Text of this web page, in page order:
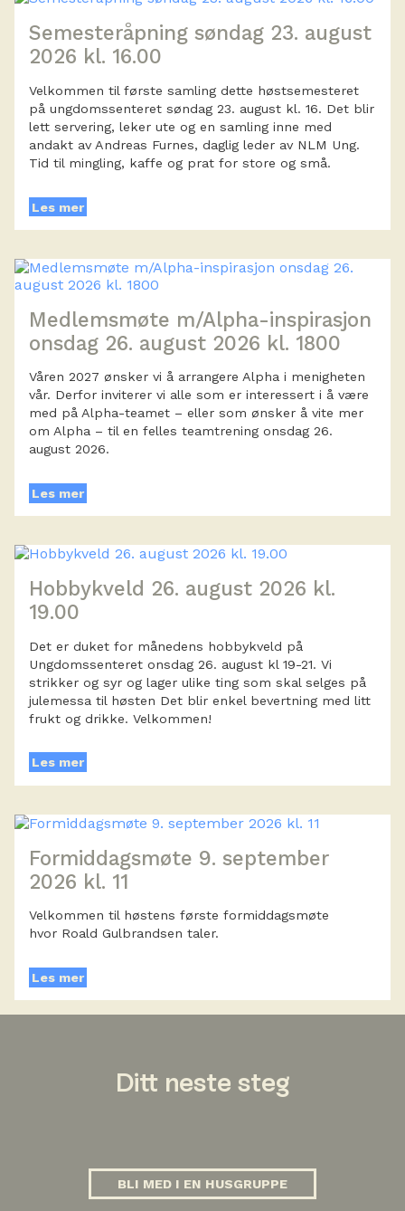
Semesteråpning søndag 23. august
2026 kl. 16.00
Velkommen til første samling dette høstsemesteret
på ungdomssenteret søndag 23. august kl. 16. Det blir
lett servering, leker ute og en samling inne med
andakt av Andreas Furnes, daglig leder av NLM Ung.
Tid til mingling, kaffe og prat for store og små.
Les mer
Medlemsmøte m/Alpha-inspirasjon
onsdag 26. august 2026 kl. 1800
Våren 2027 ønsker vi å arrangere Alpha i menigheten
vår. Derfor inviterer vi alle som er interessert i å være
med på Alpha-teamet – eller som ønsker å vite mer
om Alpha – til en felles teamtrening onsdag 26.
august 2026.
Les mer
Hobbykveld 26. august 2026 kl.
19.00
Det er duket for månedens hobbykveld på
Ungdomssenteret onsdag 26. august kl 19-21. Vi
strikker og syr og lager ulike ting som skal selges på
julemessa til høsten Det blir enkel bevertning med litt
frukt og drikke. Velkommen!
Les mer
Formiddagsmøte 9. september
2026 kl. 11
Velkommen til høstens første formiddagsmøte
hvor Roald Gulbrandsen taler.
Les mer
Ditt neste steg
BLI MED I EN HUSGRUPPE